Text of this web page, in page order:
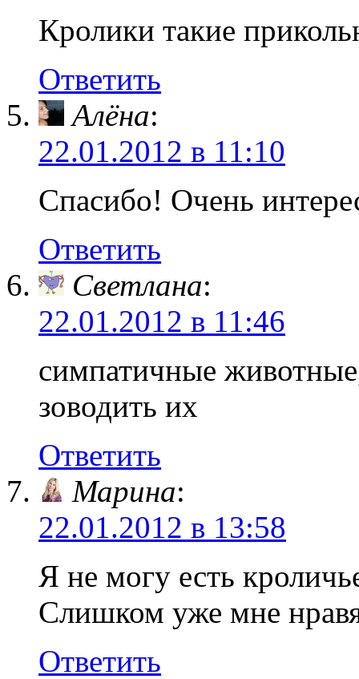
Кролики такие
Ответить
Алёна:
22.01.2012 в 11:10
Спасибо! Очень
Ответить
Светлана:
22.01.2012 в 11:46
симпатичные
зоводить их
Ответить
Марина:
22.01.2012 в 13:58
Я не могу есть
Слишком уже мне
Ответить